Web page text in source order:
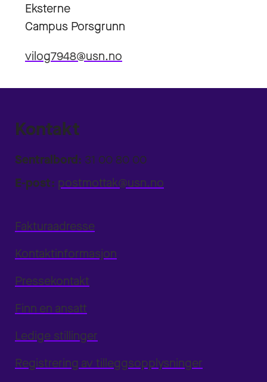
Eksterne
Campus Porsgrunn
vilog7948@usn.no
Kontakt
Sentralbord: 31 00 80 00
E-post: postmottak@usn.no
Fakturaadresse
Kontaktinformasjon
Pressekontakt
Finn en ansatt
Ledige stillinger
Registrering av tilleggsopplysninger